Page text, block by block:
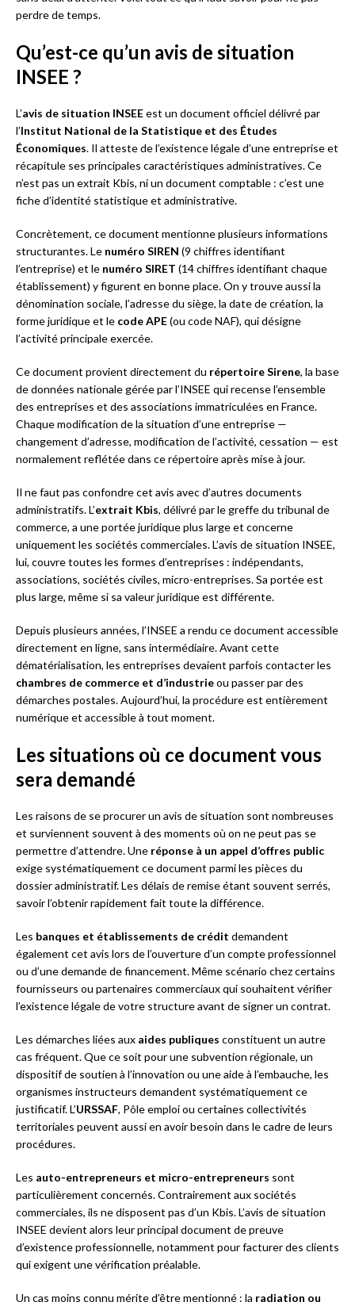
perdre de temps.
Qu’est-ce qu’un avis de situation
INSEE ?
L’avis de situation INSEEest un document officiel délivré par
l’Institut National de la Statistique et des Études
Économiques. Il atteste de l’existence légale d’une entreprise et
récapitule ses principales caractéristiques administratives. Ce
n’est pas un extrait Kbis, ni un document comptable : c’est une
fiche d’identité statistique et administrative.
Concrètement, ce document mentionne plusieurs informations
structurantes. Le numéro SIREN (9 chiffres identifiant
l’entreprise) et le numéro SIRET (14 chiffres identifiant chaque
établissement) y figurent en bonne place. On y trouve aussi la
dénomination sociale, l’adresse du siège, la date de création, la
forme juridique et le code APE(ou code NAF), qui désigne
l’activité principale exercée.
Ce document provient directement du répertoire Sirene, la base
de données nationale gérée par l’INSEE qui recense l’ensemble
des entreprises et des associations immatriculées en France.
Chaque modification de la situation d’une entreprise —
changement d’adresse, modification de l’activité, cessation — est
normalement reflétée dans ce répertoire après mise à jour.
Il ne faut pas confondre cet avis avec d’autres documents
administratifs. L’extrait Kbis, délivré par le greffe du tribunal de
commerce, a une portée juridique plus large et concerne
uniquement les sociétés commerciales. L’avis de situation INSEE,
lui, couvre toutes les formes d’entreprises : indépendants,
associations, sociétés civiles, micro-entreprises. Sa portée est
plus large, même si sa valeur juridique est différente.
Depuis plusieurs années, l’INSEE a rendu ce document accessible
directement en ligne, sans intermédiaire. Avant cette
dématérialisation, les entreprises devaient parfois contacter les
chambres de commerce et d’industrieou passer par des
démarches postales. Aujourd’hui, la procédure est entièrement
numérique et accessible à tout moment.
Les situations où ce document vous
sera demandé
Les raisons de se procurer un avis de situation sont nombreuses
et surviennent souvent à des moments où on ne peut pas se
permettre d’attendre. Une réponse à un appel d’offres public
exige systématiquement ce document parmi les pièces du
dossier administratif. Les délais de remise étant souvent serrés,
savoir l’obtenir rapidement fait toute la différence.
Les banques et établissements de crédit demandent
également cet avis lors de l’ouverture d’un compte professionnel
ou d’une demande de financement. Même scénario chez certains
fournisseurs ou partenaires commerciaux qui souhaitent vérifier
l’existence légale de votre structure avant de signer un contrat.
Les démarches liées aux aides publiques constituent un autre
cas fréquent. Que ce soit pour une subvention régionale, un
dispositif de soutien à l’innovation ou une aide à l’embauche, les
organismes instructeurs demandent systématiquement ce
justificatif. L’URSSAF, Pôle emploi ou certaines collectivités
territoriales peuvent aussi en avoir besoin dans le cadre de leurs
procédures.
Les auto-entrepreneurs et micro-entrepreneurs sont
particulièrement concernés. Contrairement aux sociétés
commerciales, ils ne disposent pas d’un Kbis. L’avis de situation
INSEE devient alors leur principal document de preuve
d’existence professionnelle, notamment pour facturer des clients
qui exigent une vérification préalable.
Un cas moins connu mérite d’être mentionné : la radiation ou